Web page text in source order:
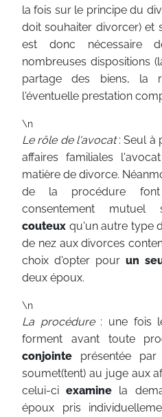
la fois sur le principe du
doit souhaiter divorcer) et
est donc nécessaire
nombreuses dispositions
partage des biens, la
l'éventuelle prestation
\n
Le rôle de l'avocat: Seul à
affaires familiales
matière de divorce.
de la procédure
consentement
couteux qu'un autre type
de nez aux divorces
choix d'opter pour un
deux époux.
\n
La procédure: une fois
forment avant toute
conjointe présentée
soumet(tent) au juge aux
celui-ciexamine la
époux pris